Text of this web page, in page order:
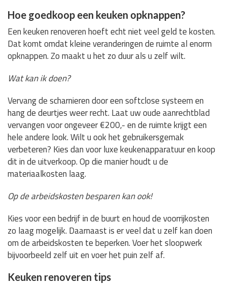
Hoe goedkoop een keuken opknappen?
Een keuken renoveren hoeft echt niet veel geld te kosten.
Dat komt omdat kleine veranderingen de ruimte al enorm
opknappen. Zo maakt u het zo duur als u zelf wilt.
Wat kan ik doen?
Vervang de scharnieren door een softclose systeem en
hang de deurtjes weer recht. Laat uw oude aanrechtblad
vervangen voor ongeveer €200,- en de ruimte krijgt een
hele andere look. Wilt u ook het gebruikersgemak
verbeteren? Kies dan voor luxe keukenapparatuur en koop
dit in de uitverkoop. Op die manier houdt u de
materiaalkosten laag.
Op de arbeidskosten besparen kan ook!
Kies voor een bedrijf in de buurt en houd de voorrijkosten
zo laag mogelijk. Daarnaast is er veel dat u zelf kan doen
om de arbeidskosten te beperken. Voer het sloopwerk
bijvoorbeeld zelf uit en voer het puin zelf af.
Keuken renoveren tips